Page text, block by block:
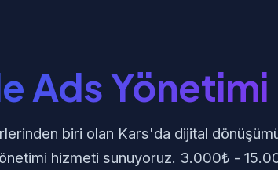
Ads Yönetimi
biri olan Kars'da dijital
hizmeti sunuyoruz. 3.000₺ -